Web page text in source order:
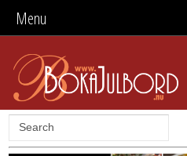
Menu